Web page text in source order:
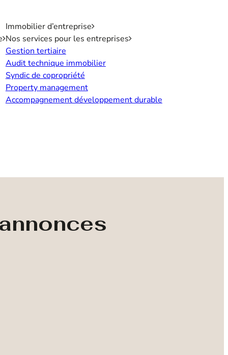
Immobilier d’entreprise
Nos services pour les entreprises
Gestion tertiaire
Audit technique immobilier
Syndic de copropriété
Property management
Accompagnement développement durable